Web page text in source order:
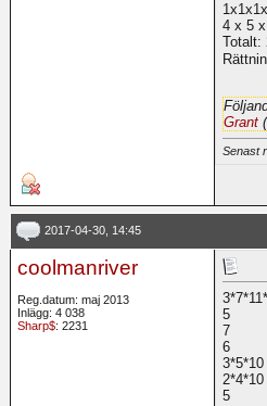
4 x 5
Totalt:
Grant
Senast
2017-04-30, 14:45
coolmanriver
Reg.datum: maj 2013
Inlägg: 4 038
Sharp$: 2231
5
7
6
3*5*10
2*4*10
5